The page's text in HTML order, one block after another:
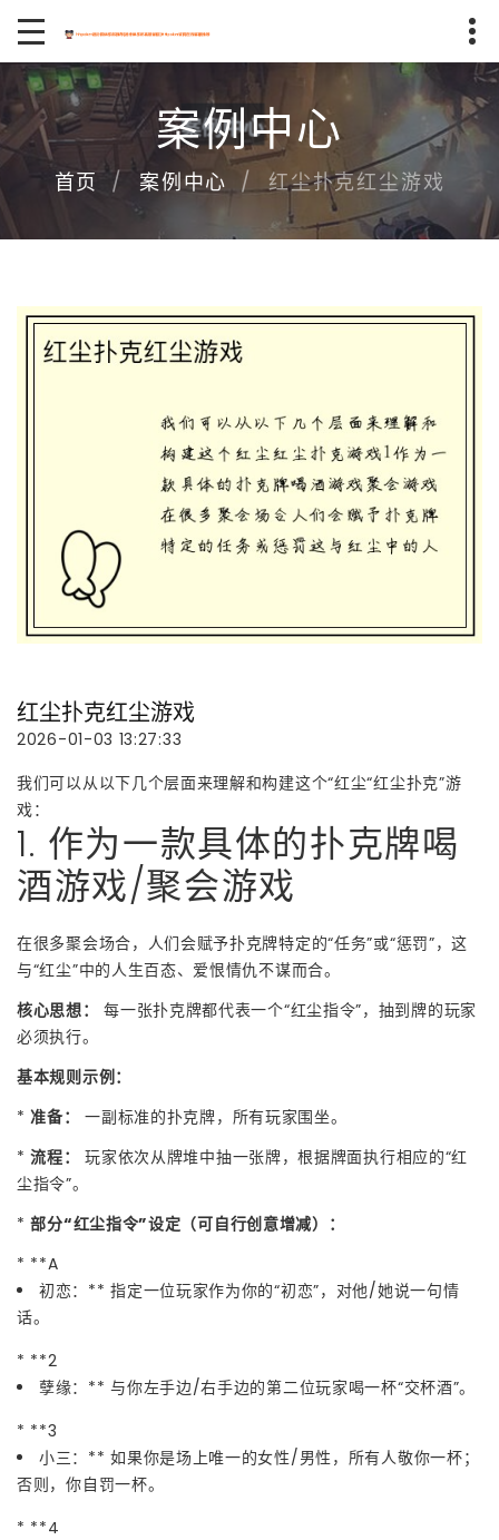
案例中心
首页 案例中心 红尘扑克红尘游戏
红尘扑克红尘游戏
2026-01-03 13:27:33
我们可以从以下几个层面来理解和构建这个“红尘“红尘扑克”游
戏：
1. 作为一款具体的扑克牌喝
酒游戏/聚会游戏
在很多聚会场合，人们会赋予扑克牌特定的“任务”或“惩罚”，这
与“红尘”中的人生百态、爱恨情仇不谋而合。
核心思想：
每一张扑克牌都代表一个“红尘指令”，抽到牌的玩家
必须执行。
基本规则示例：
*准备：
一副标准的扑克牌，所有玩家围坐。
*流程：
玩家依次从牌堆中抽一张牌，根据牌面执行相应的“红
尘指令”。
*部分“红尘指令”设定（可自行创意增减）：
* **A
初恋：** 指定一位玩家作为你的“初恋”，对他/她说一句情
话。
* **2
孽缘：** 与你左手边/右手边的第二位玩家喝一杯“交杯酒”。
* **3
小三：** 如果你是场上唯一的女性/男性，所有人敬你一杯；
否则，你自罚一杯。
* **4